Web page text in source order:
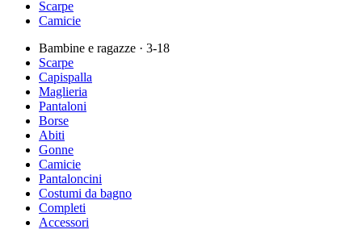
Scarpe
Camicie
Bambine e ragazze · 3-18
Scarpe
Capispalla
Maglieria
Pantaloni
Borse
Abiti
Gonne
Camicie
Pantaloncini
Costumi da bagno
Completi
Accessori